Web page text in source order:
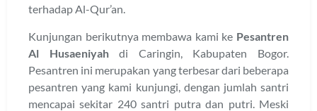
terhadap Al-Qur’an.
Kunjungan berikutnya membawa kami ke Pesantren
Al Husaeniyahdi Caringin, Kabupaten Bogor.
Pesantren ini merupakan yang terbesar dari beberapa
pesantren yang kami kunjungi, dengan jumlah santri
mencapai sekitar 240 santri putra dan putri. Meski